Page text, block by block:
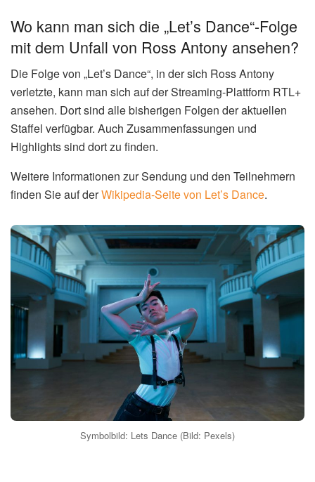
Wo kann man sich die „Let’s Dance“-Folge
mit dem Unfall von Ross Antony ansehen?
Die Folge von „Let’s Dance“, in der sich Ross Antony
verletzte, kann man sich auf der Streaming-Plattform RTL+
ansehen. Dort sind alle bisherigen Folgen der aktuellen
Staffel verfügbar. Auch Zusammenfassungen und
Highlights sind dort zu finden.
Weitere Informationen zur Sendung und den Teilnehmern
finden Sie auf derWikipedia-Seite von Let’s Dance.
Symbolbild: Lets Dance (Bild: Pexels)